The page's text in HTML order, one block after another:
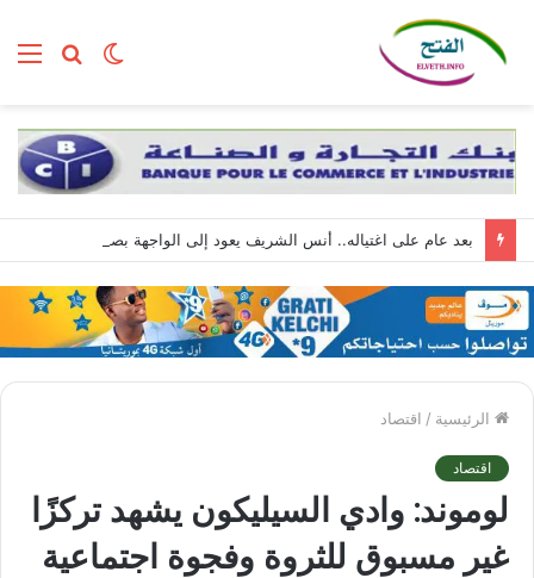
بحث الوضع
الرئيسية / اقتصاد
اقتصاد
لوموند: وادي السيليكون يشهد تركزًا
غير مسبوق للثروة وفجوة اجتماعية